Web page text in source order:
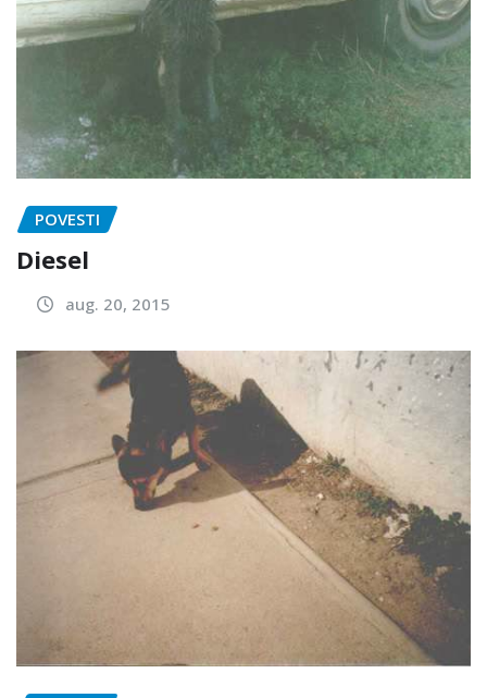
POVESTI
Diesel
aug. 20, 2015